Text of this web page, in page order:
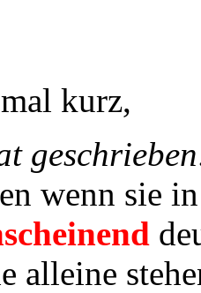
kurz,
wenn sie
alleine